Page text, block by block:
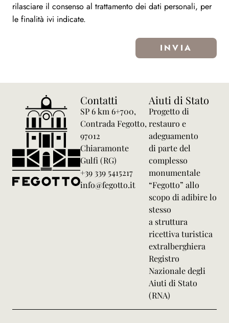
rilasciare il consenso al trattamento dei dati personali, per
le finalità ivi indicate.
INVIA
Contatti
SP 6 km 6+700,
Contrada Fegotto,
97012
Chiaramonte
Gulfi (RG)
+39 339 5415217
info@fegotto.it
Aiuti di Stato
Progetto di
restauro e
adeguamento
di parte del
complesso
monumentale
“Fegotto” allo
scopo di adibire lo
stesso
a struttura
ricettiva turistica
extralberghiera
Registro
Nazionale degli
Aiuti di Stato
(RNA)